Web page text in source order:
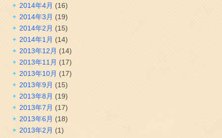
2014年4月 (16)
2014年3月 (19)
2014年2月 (15)
2014年1月 (14)
2013年12月 (14)
2013年11月 (17)
2013年10月 (17)
2013年9月 (15)
2013年8月 (19)
2013年7月 (17)
2013年6月 (18)
2013年2月 (1)